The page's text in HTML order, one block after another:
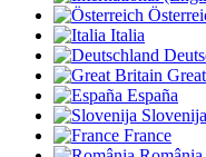
Italia
España
Slovenija
France